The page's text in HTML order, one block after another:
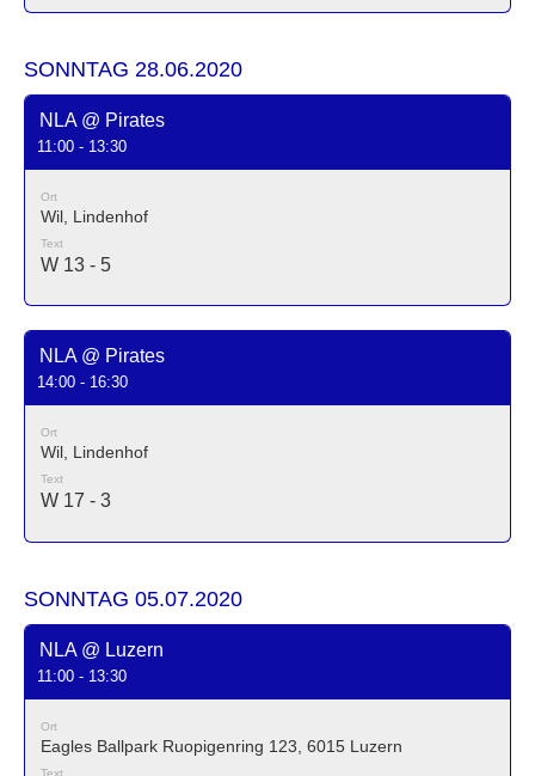
SONNTAG 28.06.2020
NLA @ Pirates
11:00 - 13:30
Ort
Wil, Lindenhof
Text
W 13 - 5
NLA @ Pirates
14:00 - 16:30
Ort
Wil, Lindenhof
Text
W 17 - 3
SONNTAG 05.07.2020
NLA @ Luzern
11:00 - 13:30
Ort
Eagles Ballpark Ruopigenring 123, 6015 Luzern
Text